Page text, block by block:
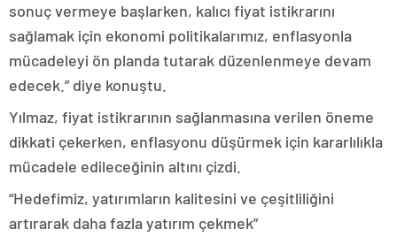
sonuç vermeye başlarken, kalıcı fiyat istikrarını
sağlamak için ekonomi politikalarımız, enflasyonla
mücadeleyi ön planda tutarak düzenlenmeye devam
edecek.” diye konuştu.
Yılmaz, fiyat istikrarının sağlanmasına verilen öneme
dikkati çekerken, enflasyonu düşürmek için kararlılıkla
mücadele edileceğinin altını çizdi.
“Hedefimiz, yatırımların kalitesini ve çeşitliliğini
artırarak daha fazla yatırım çekmek”